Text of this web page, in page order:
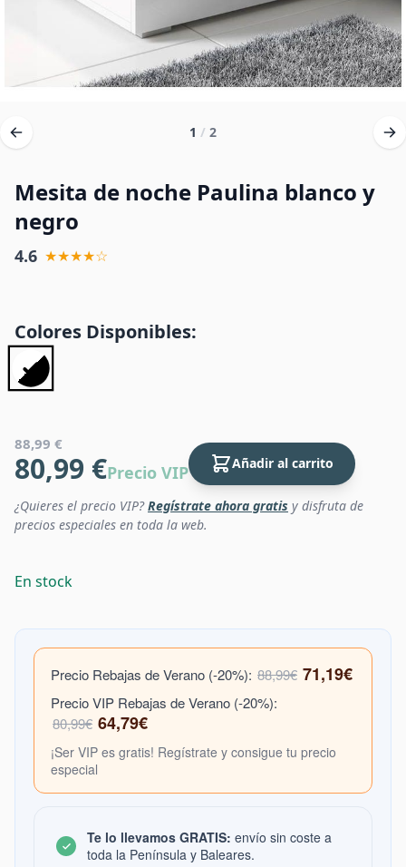
1 / 2
Mesita de noche Paulina blanco y
negro
4.6 ★★★★☆
Colores Disponibles:
88,99 €
80,99 €Precio VIP Añadir al carrito
¿Quieres el precio VIP?Regístrate ahora gratis y disfruta de
precios especiales en toda la web.
En stock
Precio Rebajas de Verano (-20%): 88,99€ 71,19€
Precio VIP Rebajas de Verano (-20%):
80,99€ 64,79€
¡Ser VIP es gratis! Regístrate y consigue tu precio
especial
Te lo llevamos GRATIS: envío sin coste a
toda la Península y Baleares.